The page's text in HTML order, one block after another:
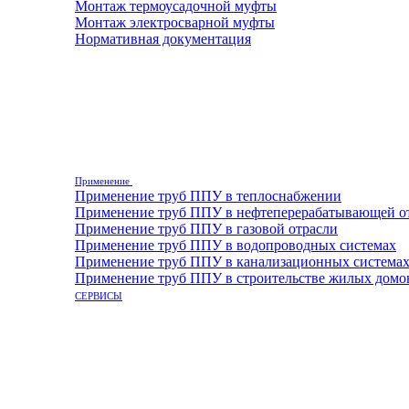
Монтаж термоусадочной муфты
Монтаж электросварной муфты
Нормативная документация
Применение
Применение труб ППУ в теплоснабжении
Применение труб ППУ в нефтеперерабатывающей
Применение труб ППУ в газовой отрасли
Применение труб ППУ в водопроводных системах
Применение труб ППУ в канализационных системах
Применение труб ППУ в строительстве жилых
СЕРВИСЫ